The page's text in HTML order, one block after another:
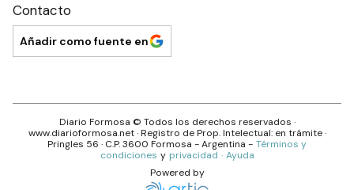
Contacto
Añadir como fuente en
Diario Formosa © Todos los derechos reservados ·
www.diarioformosa.net · Registro de Prop. Intelectual: en trámite ·
Pringles 56 · C.P.3600 Formosa - Argentina - Términos y
condiciones y privacidad · Ayuda
Powered by